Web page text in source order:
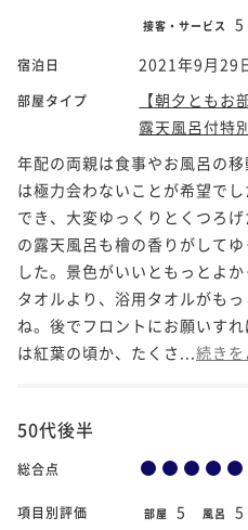
接客・サービス 5
宿泊日 2021年9月29
部屋タイプ
【朝夕とも
露天風呂付特
年配の両親は食事やお風呂の
は極力会わないことが希望で
でき、大変ゆっくりとくつろ
の露天風呂も檜の香りがして
した。景色がいいともっとよ
タオルより、浴用タオルがも
ね。後でフロントにお願いす
は紅葉の頃か、たくさ... 続きを
50代後半
総合点
項目別評価 部屋 5 風呂 5